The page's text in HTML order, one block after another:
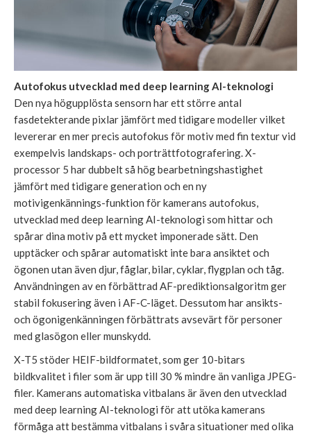
Autofokus utvecklad med deep learning AI-teknologi
Den nya högupplösta sensorn har ett större antal
fasdetekterande pixlar jämfört med tidigare modeller vilket
levererar en mer precis autofokus för motiv med fin textur vid
exempelvis landskaps- och porträttfotografering. X-
processor 5 har dubbelt så hög bearbetningshastighet
jämfört med tidigare generation och en ny
motivigenkännings-funktion för kamerans autofokus,
utvecklad med deep learning AI-teknologi som hittar och
spårar dina motiv på ett mycket imponerade sätt. Den
upptäcker och spårar automatiskt inte bara ansiktet och
ögonen utan även djur, fåglar, bilar, cyklar, flygplan och tåg.
Användningen av en förbättrad AF-prediktionsalgoritm ger
stabil fokusering även i AF-C-läget. Dessutom har ansikts-
och ögonigenkänningen förbättrats avsevärt för personer
med glasögon eller munskydd.
X-T5 stöder HEIF-bildformatet, som ger 10-bitars
bildkvalitet i filer som är upp till 30 % mindre än vanliga JPEG-
filer. Kamerans automatiska vitbalans är även den utvecklad
med deep learning AI-teknologi för att utöka kamerans
förmåga att bestämma vitbalans i svåra situationer med olika